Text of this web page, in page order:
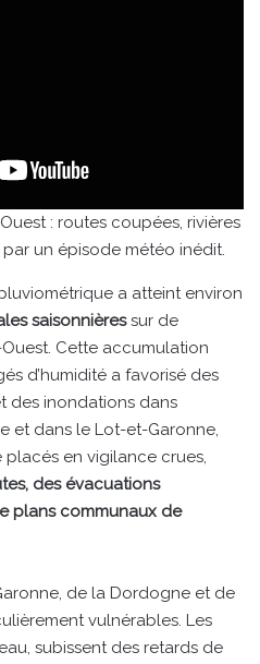
: routes coupées, rivières
un épisode météo inédit.
a atteint environ
saisonnièressur de
Cette accumulation
d’humidité a favorisé des
des inondations dans
et dans le Lot-et-Garonne,
en vigilance crues,
des évacuations
plans communaux de
de la Dordogne et de
vulnérables. Les
subissent des retards de